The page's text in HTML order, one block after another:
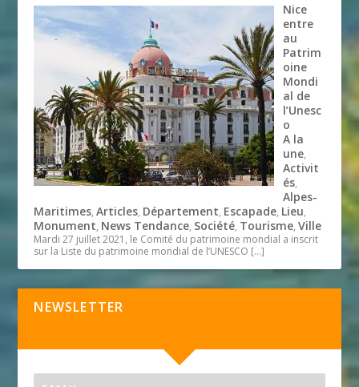
Nice
entre
au
Patrim
oine
Mondi
al de
l’Unesc
o
A la
une,
Activit
és,
Alpes-
Maritimes,Articles, Département, Escapade, Lieu,
Monument, News Tendance, Société, Tourisme,Ville
Mardi 27 juillet 2021, le Comité du patrimoine mondial a inscrit
sur la Liste du patrimoine mondial de l’UNESCO […]
NEWSLETTER